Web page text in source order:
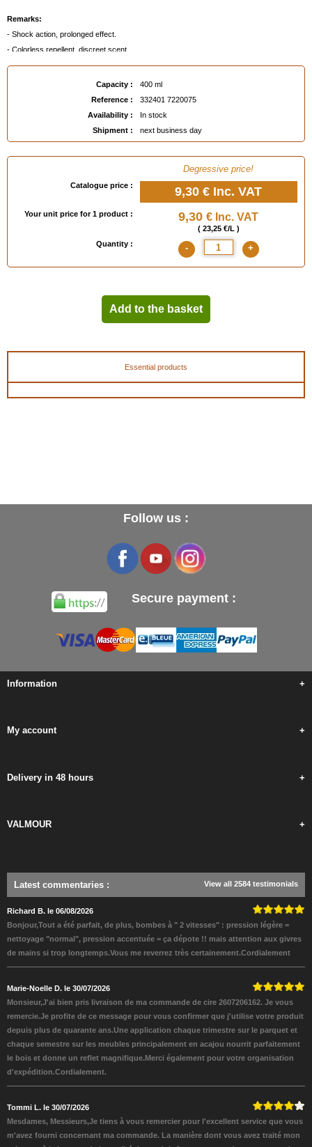
Remarks:
- Shock action, prolonged effect.
- Colorless repellent, discreet scent.
- Don't stain.
Before use, make sure it is essential, especially in areas frequented by the general
public. Whenever possible, use alternative methods and products presenting the lowest
risk to human and animal health, and to the environment.
Biocidal product type TP18 (Insecticides, acaricides and products used to control other
Capacity :
400 ml
Reference :
332401 7220075
Availability :
In stock
Shipment :
next business day
Degressive price!
Catalogue price : 9,30 € Inc. VAT
Your unit price for 1 product : 9,30 € Inc. VAT
( 23,25 €/L )
Quantity :
- +
Add to the basket
Essential products
Follow us :
Secure payment :
Information +
My account +
Delivery in 48 hours +
VALMOUR +
Latest commentaries : View all 2584 testimonials
Richard B. le 06/08/2026
Bonjour,Tout a été parfait, de plus, bombes à " 2 vitesses" : pression légère =
nettoyage "normal", pression accentuée = ça dépote !! mais attention aux givres
de mains si trop longtemps.Vous me reverrez très certainement.Cordialement
Marie-Noelle D. le 30/07/2026
Monsieur,J'ai bien pris livraison de ma commande de cire 2607206162. Je vous
remercie.Je profite de ce message pour vous confirmer que j'utilise votre produit
depuis plus de quarante ans.Une application chaque trimestre sur le parquet et
chaque semestre sur les meubles principalement en acajou nourrit parfaitement
le bois et donne un reflet magnifique.Merci également pour votre organisation
d'expédition.Cordialement.
Tommi L. le 30/07/2026
Mesdames, Messieurs,Je tiens à vous remercier pour l'excellent service que vous
m'avez fourni concernant ma commande. La manière dont vous avez traité mon